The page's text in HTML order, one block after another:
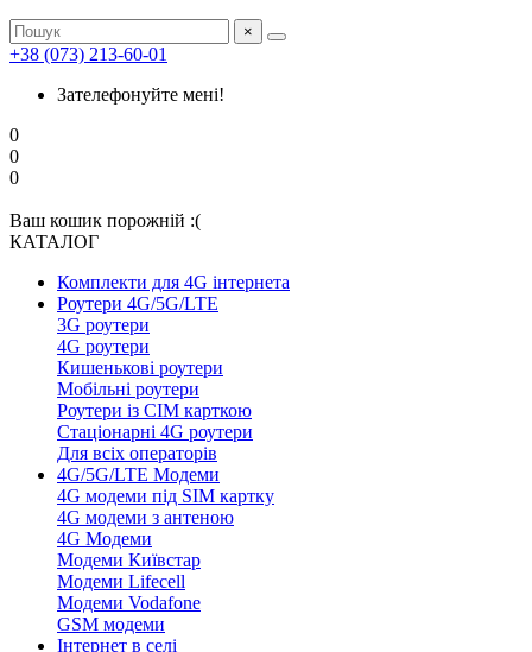
×
+38 (073) 213-60-01
Зателефонуйте мені!
0
0
0
Ваш кошик порожній :(
КАТАЛОГ
Комплекти для 4G інтернета
Роутери 4G/5G/LTE
3G роутери
4G роутери
Кишенькові роутери
Мобільні роутери
Роутери із СІМ карткою
Стаціонарні 4G роутери
Для всіх операторів
4G/5G/LTE Модеми
4G модеми під SIM картку
4G модеми з антеною
4G Модеми
Модеми Київстар
Модеми Lifecell
Модеми Vodafone
GSM модеми
Інтернет в селі